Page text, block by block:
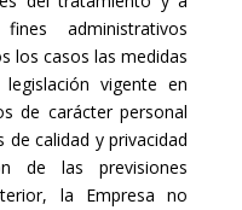
administrativos
los casos las medidas
vigente en
de carácter personal
calidad y privacidad
de las previsiones
la Empresa no